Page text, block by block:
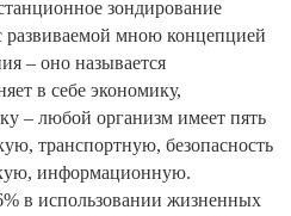
зондирование
мною концепцией
– оно называется
в себе экономику,
– любой организм имеет пять
транспортную, безопасность
информационную.
в использовании жизненных